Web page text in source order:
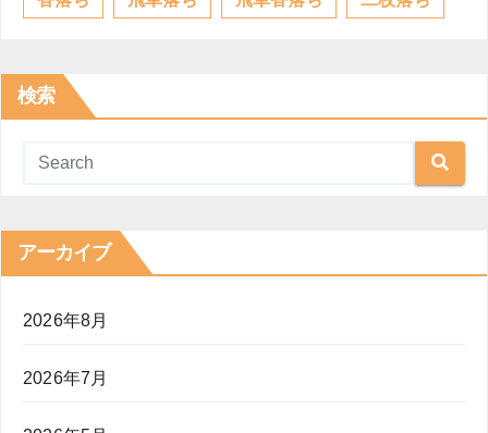
検索
アーカイブ
2026年8月
2026年7月